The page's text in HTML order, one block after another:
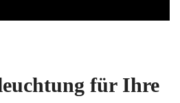
für Ihre